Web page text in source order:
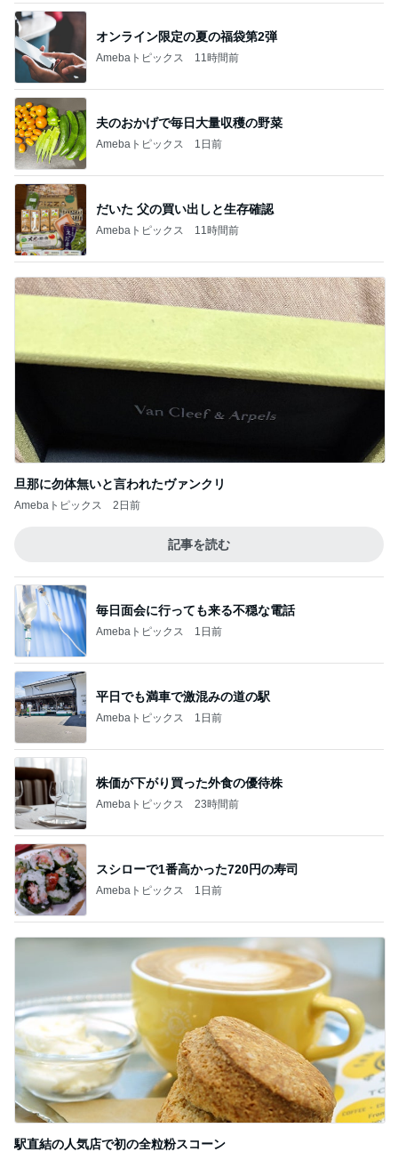
オンライン限定の夏の福袋第2弾
Amebaトピックス 11時間前
夫のおかげで毎日大量収穫の野菜
Amebaトピックス 1日前
だいた 父の買い出しと生存確認
Amebaトピックス 11時間前
旦那に勿体無いと言われたヴァンクリ
Amebaトピックス 2日前
記事を読む
毎日面会に行っても来る不穏な電話
Amebaトピックス 1日前
平日でも満車で激混みの道の駅
Amebaトピックス 1日前
株価が下がり買った外食の優待株
Amebaトピックス 23時間前
スシローで1番高かった720円の寿司
Amebaトピックス 1日前
駅直結の人気店で初の全粒粉スコーン